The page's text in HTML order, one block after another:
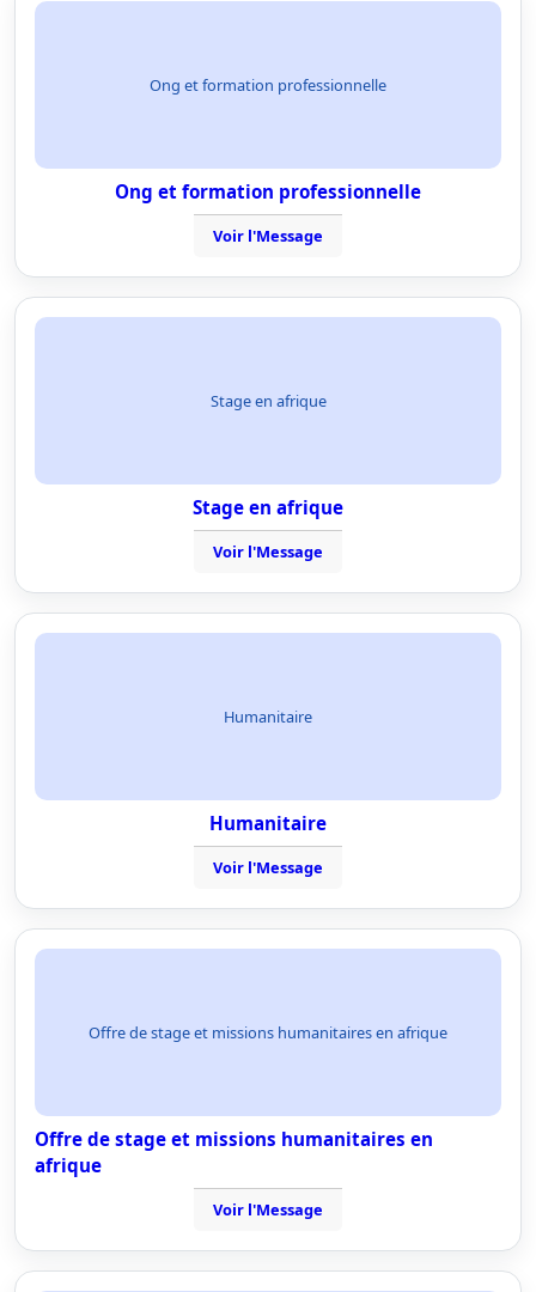
Ong et formation professionnelle
Ong et formation professionnelle
Voir l'Message
Stage en afrique
Stage en afrique
Voir l'Message
Humanitaire
Humanitaire
Voir l'Message
Offre de stage et missions humanitaires en afrique
Offre de stage et missions humanitaires en
afrique
Voir l'Message